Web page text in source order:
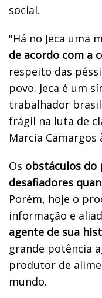
social.
"Há no Jeca uma
de acordo com a
respeito das
povo. Jeca é um
trabalhador
frágil na luta de
Marcia Camargos
Os obstáculos
desafiadores
Porém, hoje o
informação e
agente de sua
grande potência
produtor de
mundo.